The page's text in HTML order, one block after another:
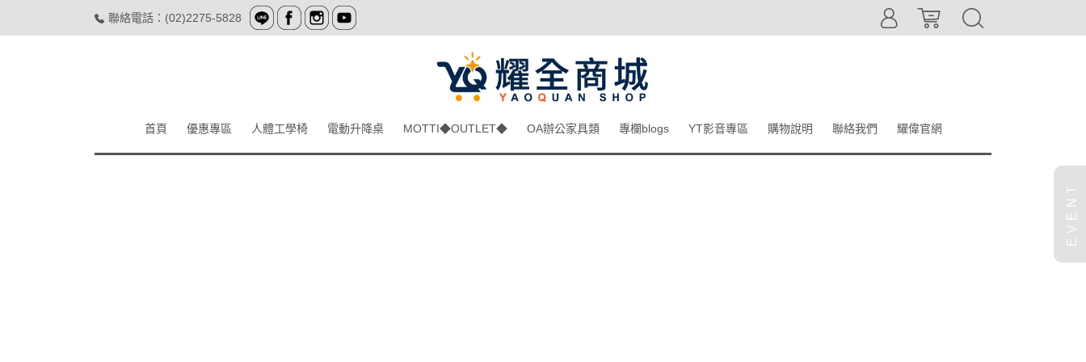
聯絡電話：(02)2275-5828
首頁 優惠專區 人體工學椅 電動升降桌 MOTTI◆OUTLET◆ OA辦公家具類 專欄blogs YT影音專區 購物說明 聯絡我們 耀偉官網
404 PAGE
EVENT